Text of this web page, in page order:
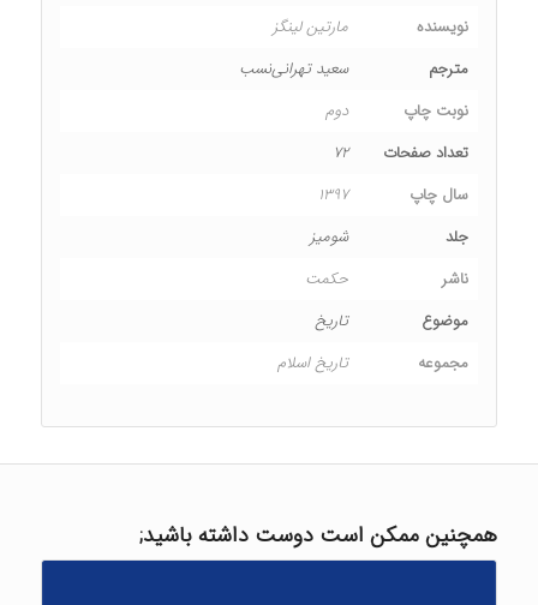
نویسنده
مارتین لینگز
مترجم
سعید تهرانی‌نسب
نوبت چاپ
دوم
تعداد صفحات
۷۲
سال چاپ
۱۳۹۷
جلد
شومیز
ناشر
حکمت
موضوع
تاریخ
مجموعه
تاریخ اسلام
همچنین ممکن است دوست داشته باشید;